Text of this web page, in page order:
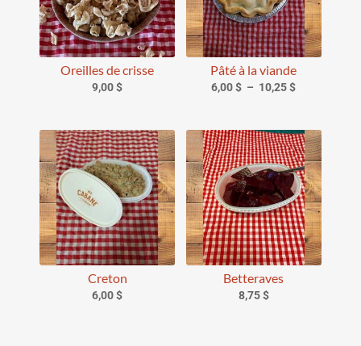
Oreilles de crisse
9,00$
Pâté à la viande
6,00$ – 10,25$Plage
prix :
6,00 $
à
10,25 $
Creton
6,00$
Betteraves
8,75$